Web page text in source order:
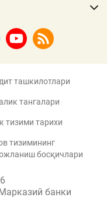
ташкилотлари
тангалари
тизими тарихи
тизимининг
босқичлари
банки